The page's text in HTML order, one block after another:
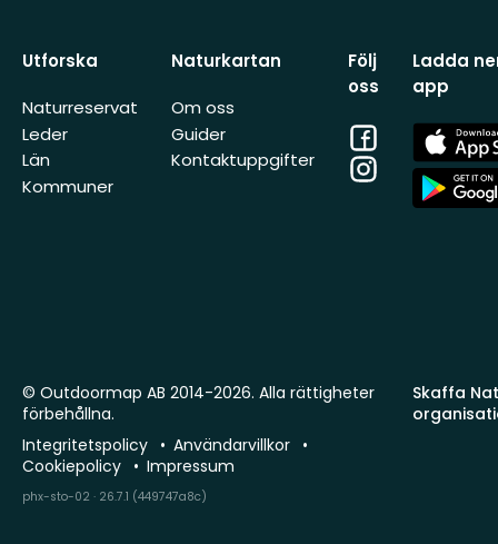
Utforska
Naturreservat
Leder
Län
Kommuner
Naturkartan
Om oss
Guider
Kontaktuppgifter
Följ
oss
Facebook
Instagram
Ladda
app
App
Store
App
Store
Skaffa
© Outdoormap AB 2014-2026. Alla rättigheter
förbehållna.
Integritetspolicy
Användarvillkor
Cookiepolicy
Impressum
phx-sto-02 · 26.7.1 (449747a8c)